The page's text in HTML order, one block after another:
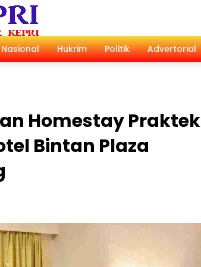
Nasional Hukrim Politik Advertorial
Homestay Praktek
Bintan Plaza